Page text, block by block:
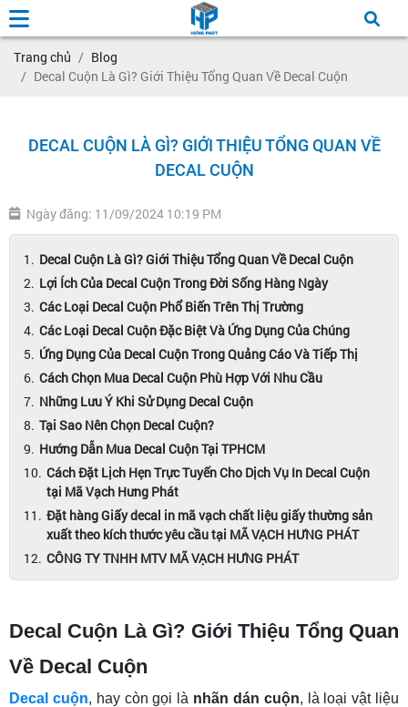
Trang chủ
Blog
Decal Cuộn Là Gì? Giới Thiệu Tổng Quan Về Decal Cuộn
DECAL CUỘN LÀ GÌ? GIỚI THIỆU TỔNG QUAN VỀ
DECAL CUỘN
Ngày đăng: 11/09/2024 10:19 PM
Decal Cuộn Là Gì? Giới Thiệu Tổng Quan Về Decal Cuộn
Lợi Ích Của Decal Cuộn Trong Đời Sống Hàng Ngày
Các Loại Decal Cuộn Phổ Biến Trên Thị Trường
Các Loại Decal Cuộn Đặc Biệt Và Ứng Dụng Của Chúng
Ứng Dụng Của Decal Cuộn Trong Quảng Cáo Và Tiếp Thị
Cách Chọn Mua Decal Cuộn Phù Hợp Với Nhu Cầu
Những Lưu Ý Khi Sử Dụng Decal Cuộn
Tại Sao Nên Chọn Decal Cuộn?
Hướng Dẫn Mua Decal Cuộn Tại TPHCM
Cách Đặt Lịch Hẹn Trực Tuyến Cho Dịch Vụ In Decal Cuộn
tại Mã Vạch Hưng Phát
Đặt hàng Giấy decal in mã vạch chất liệu giấy thường sản
xuất theo kích thước yêu cầu tại MÃ VẠCH HƯNG PHÁT
CÔNG TY TNHH MTV MÃ VẠCH HƯNG PHÁT
Decal Cuộn Là Gì? Giới Thiệu Tổng Quan
Về Decal Cuộn
Decal cuộn, hay còn gọi là nhãn dán cuộn, là loại vật liệu